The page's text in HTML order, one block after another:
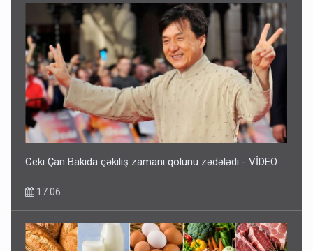
Ceki Çan Bakıda çəkiliş zamanı qolunu zədələdi - VİDEO
17:06